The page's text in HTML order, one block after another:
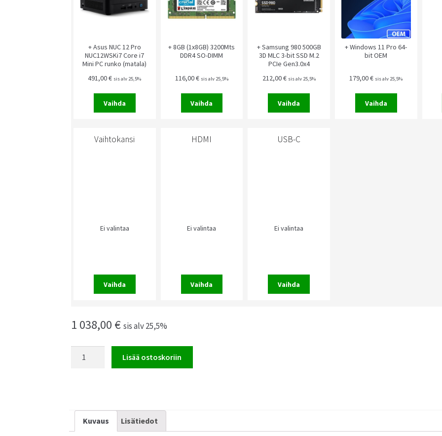
+ Asus NUC 12 Pro
NUC12WSKi7 Core i7
Mini PC runko (matala)
491,00€ sis alv 25,5%
Vaihda
+ 8GB (1x8GB) 3200Mts
DDR4 SO-DIMM
116,00€ sis alv 25,5%
Vaihda
+ Samsung 980 500GB
3D MLC 3-bit SSD M.2
PCIe Gen3.0x4
212,00€ sis alv 25,5%
Vaihda
+ Windows 11 Pro 64-
bit OEM
179,00€ sis alv 25,5%
Vaihda
Vaihtokansi
Ei valintaa
Vaihda
HDMI
Ei valintaa
Vaihda
USB-C
Ei valintaa
Vaihda
1 038,00 € sis alv 25,5%
PC
määrä
Lisää ostoskoriin
Kuvaus Lisätiedot